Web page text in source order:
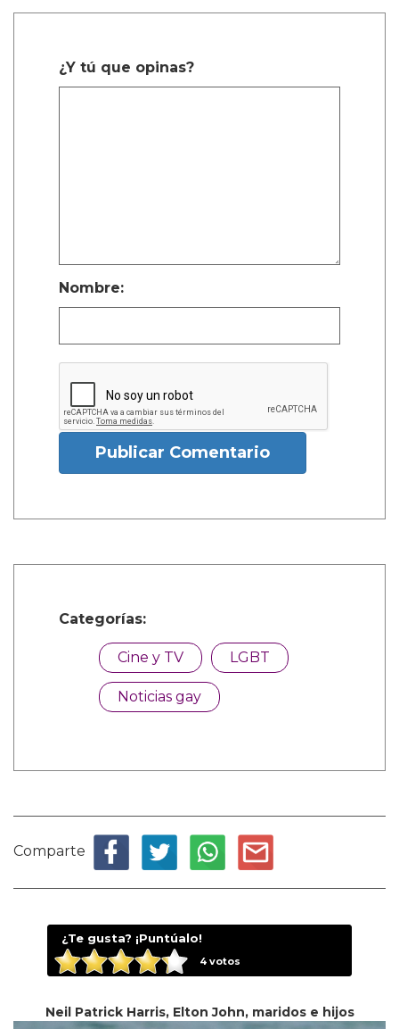
¿Y tú que opinas?
Nombre:
Publicar Comentario
Categorías:
Cine y TV LGBT
Noticias gay
Comparte
¿Te gusta? ¡Puntúalo!
4votos
Neil Patrick Harris, Elton John, maridos e hijos